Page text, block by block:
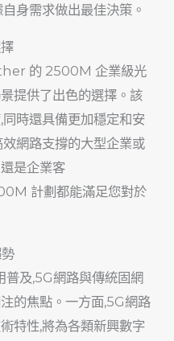
身需求做出最佳決策。
的 2500M 企業級光
提供了出色的選擇。該
時還具備更加穩定和安
網路支撐的大型企業或
是企業客
計劃都能滿足您對於
普及,5G網路與傳統固網
的焦點。一方面,5G網路
特性,將為各類新興數字